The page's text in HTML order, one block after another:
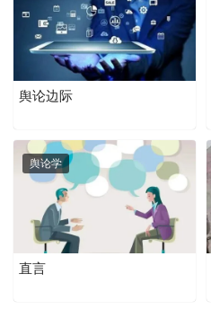
舆论边际
舆论学
直言